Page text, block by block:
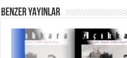
o
k
BENZER YAYINLAR